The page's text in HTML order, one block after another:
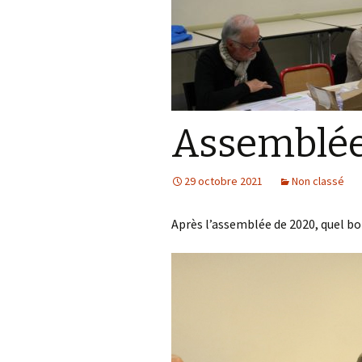
29 octobre 2021 Non classé
Après l’assemblée de 2020, quel